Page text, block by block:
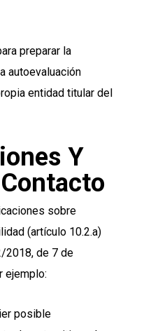
preparar la
autoevaluación
entidad titular del
Y
sobre
(artículo 10.2.a)
2018, de 7 de
ejemplo:
posible